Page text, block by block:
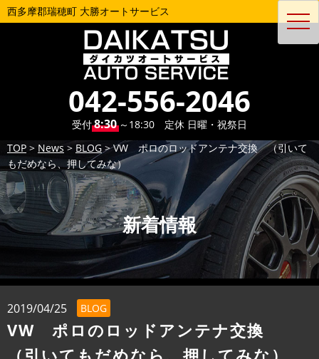
西多摩郡瑞穂町 大勝オートサービス
042-556-2046
受付8:30 ～18:30 定休 日曜・祝祭日
TOP > News > BLOG>VW ポロのロッドアンテナ交換 （引いて
もだめなら、押してみな）
新着情報
2019/04/25 BLOG
VW ポロのロッドアンテナ交換
（引いてもだめなら、押してみな）